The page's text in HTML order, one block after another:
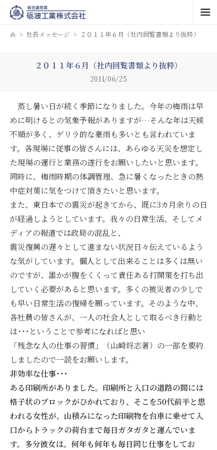
社長メッセージ ２０１１年６月（社内回覧書類より抜粋）
２０１１年６月（社内回覧書類より抜粋）
2011/06/25
蒸し暑い日が続く季節になりました。今年の梅雨は早
めに明けるとの気象予報がありますが…そんな年は天候
不順が多く、ゲリラ的な豪雨も多いとも言われていま
す。各現場に従事の皆さんには、あらゆる天災を想定し
た現場の運行と業務の遂行をお願いしたいと思います。
同時に、梅雨時期の体調管理、急に暑くなったときの熱
中症対策に気をつけて頂きたいと思います。
また、東日本での震災が起きてから、既に3カ月余りの日
が経過しようとしています。我々の日常生活、そしてメ
ディアの報道では政局の混乱と、
震災復興の遅々として進まない状況日々伝えているよう
な気がしています。個人として出来ることは多くは無い
のですが、誰かが腹をくくって責任ある打開策を打ち出
していく必要があると思います。多くの被災者の少しで
も早い日常生活の復帰を願っています。そのような中、
各社員の皆さんが、一人の社会人として取るべき行動と
は･･･ということで参考になればと思い
「残念な人の仕事の習慣」（山崎将志著）の一部を要約
しましたので一読をお願いします。
非効率な仕事･･･
ある印刷所がありました。印刷所と入口の道路の間には
格子状のブロックがひかれており、そこを50代前半と思
われる女性が、山積みになった印刷物を台車に乗せて入
口からトラックの荷台まで毎日ガタガタと運んでいま
す。多分彼女は、何年も何年も毎日同じ仕事をしてお